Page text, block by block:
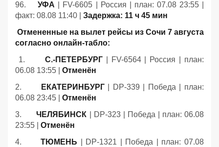
96.УФА | FV-6605 | Россия | план: 07.08 23:55 |
факт: 08.08 11:40 | Задержка: 11 ч 45 мин
Отмененные на вылет рейсы из Сочи 7 августа
согласно онлайн-табло:
1. С.-ПЕТЕРБУРГ| FV-6564 | Россия | план:
06.08 13:55 | Отменён
2.
ЕКАТЕРИНБУРГ| DP-339 | Победа | план:
06.08 23:45 | Отменён
3.ЧЕЛЯБИНСК | DP-323 | Победа | план: 06.08
23:55 | Отменён
4.ТЮМЕНЬ | DP-1321 | Победа | план: 07.08